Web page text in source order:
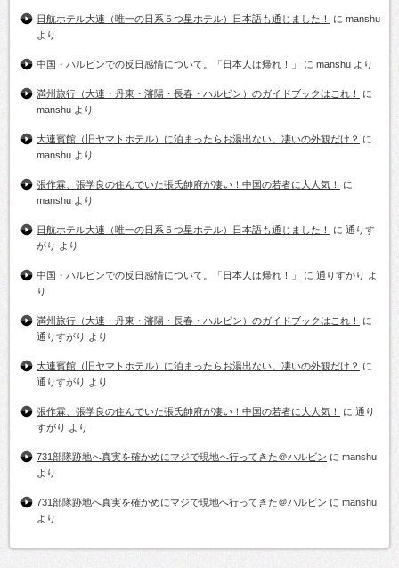
日航ホテル大連（唯一の日系５つ星ホテル）日本語も通じました！ に manshu
より
中国・ハルビンでの反日感情について。「日本人は帰れ！」 に manshu より
満州旅行（大連・丹東・瀋陽・長春・ハルビン）のガイドブックはこれ！
に
manshu より
大連賓館（旧ヤマトホテル）に泊まったらお湯出ない。凄いの外観だけ？ に
manshu より
張作霖、張学良の住んでいた張氏帥府が凄い！中国の若者に大人気！
に
manshu より
日航ホテル大連（唯一の日系５つ星ホテル）日本語も通じました！ に 通りす
がり より
中国・ハルビンでの反日感情について。「日本人は帰れ！」 に 通りすがり よ
り
満州旅行（大連・丹東・瀋陽・長春・ハルビン）のガイドブックはこれ！
に
通りすがり より
大連賓館（旧ヤマトホテル）に泊まったらお湯出ない。凄いの外観だけ？ に
通りすがり より
張作霖、張学良の住んでいた張氏帥府が凄い！中国の若者に大人気！ に 通り
すがり より
731部隊跡地へ真実を確かめにマジで現地へ行ってきた＠ハルビン に manshu
より
731部隊跡地へ真実を確かめにマジで現地へ行ってきた＠ハルビン に manshu
より